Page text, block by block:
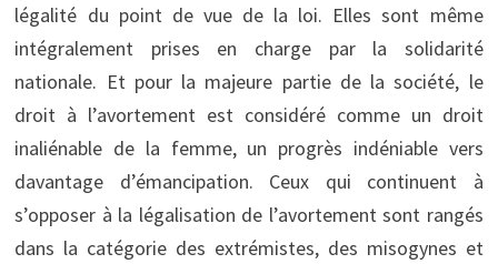
légalité du point de vue de la loi. Elles sont même
intégralement prises en charge par la solidarité
nationale. Et pour la majeure partie de la société, le
droit à l’avortement est considéré comme un droit
inaliénable de la femme, un progrès indéniable vers
davantage d’émancipation. Ceux qui continuent à
s’opposer à la légalisation de l’avortement sont rangés
dans la catégorie des extrémistes, des misogynes et